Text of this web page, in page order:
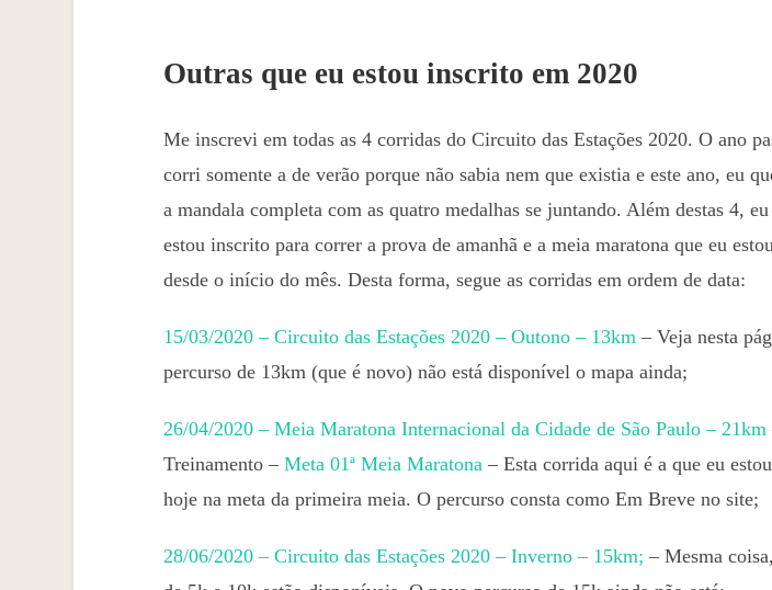
Outras que eu estou inscrito em 2020
Me inscrevi em todas as 4 corridas do Circuito das Estações 2020. O ano
corri somente a de verão porque não sabia nem que existia e este ano, eu
a mandala completa com as quatro medalhas se juntando. Além destas 4,
estou inscrito para correr a prova de amanhã e a meia maratona que eu
desde o início do mês. Desta forma, segue as corridas em ordem de data:
15/03/2020 – Circuito das Estações 2020 – Outono – 13km– Veja nesta
percurso de 13km (que é novo) não está disponível o mapa ainda;
26/04/2020 – Meia Maratona Internacional da Cidade de São Paulo – 21km
Treinamento – Meta 01ª Meia Maratona – Esta corrida aqui é a que eu
hoje na meta da primeira meia. O percurso consta como Em Breve no site;
28/06/2020 – Circuito das Estações 2020 – Inverno – 15km; – Mesma